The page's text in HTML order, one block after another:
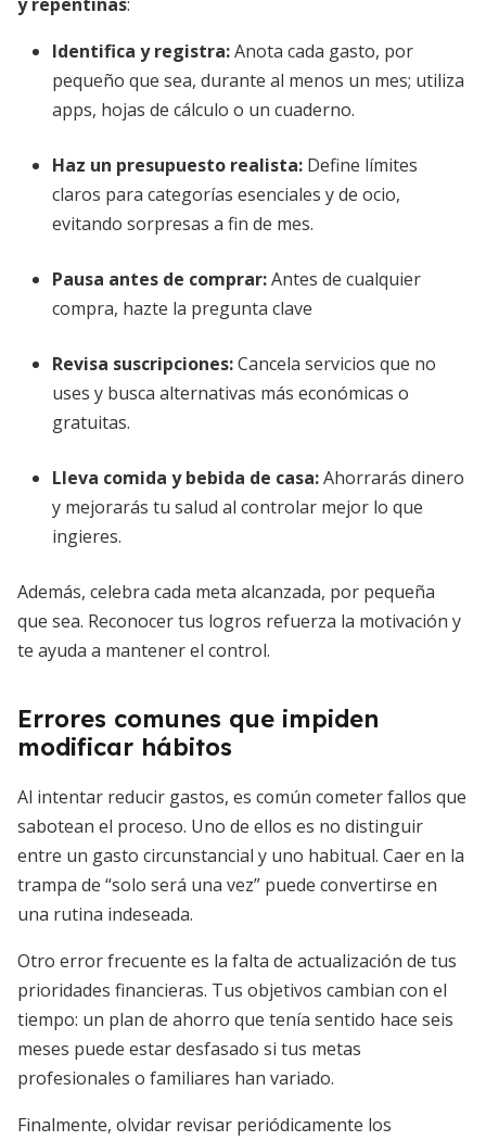
Identifica y registra:Anota cada gasto, por
pequeño que sea, durante al menos un mes; utiliza
apps, hojas de cálculo o un cuaderno.
Haz un presupuesto realista: Define límites
claros para categorías esenciales y de ocio,
evitando sorpresas a fin de mes.
Pausa antes de comprar:Antes de cualquier
compra, hazte la pregunta clave
Revisa suscripciones:Cancela servicios que no
uses y busca alternativas más económicas o
gratuitas.
Lleva comida y bebida de casa:Ahorrarás dinero
y mejorarás tu salud al controlar mejor lo que
ingieres.
Además, celebra cada meta alcanzada, por pequeña
que sea. Reconocer tus logros refuerza la motivación y
te ayuda a mantener el control.
Errores comunes que impiden
modificar hábitos
Al intentar reducir gastos, es común cometer fallos que
sabotean el proceso. Uno de ellos es no distinguir
entre un gasto circunstancial y uno habitual. Caer en la
trampa de “solo será una vez” puede convertirse en
una rutina indeseada.
Otro error frecuente es la falta de actualización de tus
prioridades financieras. Tus objetivos cambian con el
tiempo: un plan de ahorro que tenía sentido hace seis
meses puede estar desfasado si tus metas
profesionales o familiares han variado.
Finalmente, olvidar revisar periódicamente los